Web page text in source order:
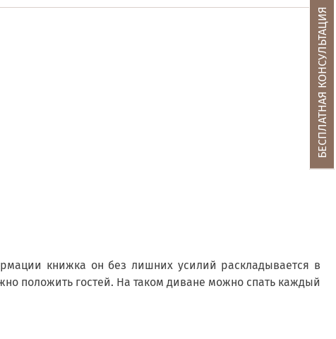
книжка он без лишних усилий раскладывается в
положить гостей. На таком диване можно спать каждый
БЕСПЛАТНАЯ КОНСУЛЬТАЦИЯ